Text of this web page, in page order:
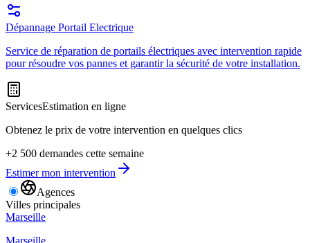
Dépannage Portail Electrique
Service de réparation de portails électriques avec intervention rapide
pour résoudre vos pannes et garantir la sécurité de votre installation.
ServicesEstimation en ligne
Obtenez le prix de votre intervention en quelques clics
+2 500 demandes cette semaine
Estimer mon intervention
Agences
Villes principales
Marseille
Marseille